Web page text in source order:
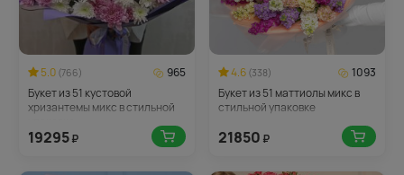
5.0 (766)
965
Букет из 51 кустовой
хризантемы микс в стильной
19295₽
4.6 (338)
1093
Букет из 51 маттиолы микс в
стильной упаковке
21850 ₽